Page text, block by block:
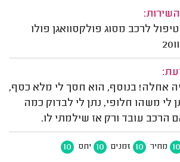
לרכב מסוג פולקסוואגן פולו
אחלה! בנוסף, הוא חסך לי מלא כסף,
לי משהו חלופי, נתן לי לבדוק כמה
הרכב עובד ורק אז שילמתי לו.
10 מחיר 10 זמנים 10 יחס 10